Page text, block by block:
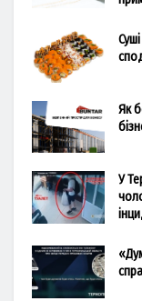
Як
У